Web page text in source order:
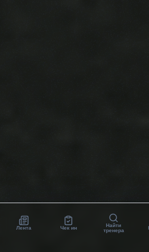
Лента Чек ин
Найти
тренера